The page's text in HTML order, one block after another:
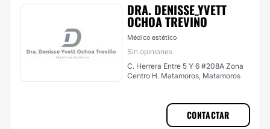
DRA. DENISSE YVETT
OCHOA TREVIÑO
Médico estético
Sin opiniones
C. Herrera Entre 5 Y 6 #208A Zona
Centro H. Matamoros, Matamoros
CONTACTAR